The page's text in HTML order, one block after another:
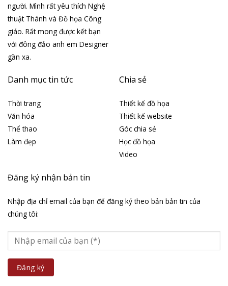
người. Mình rất yêu thích Nghệ
thuật Thánh và Đồ họa Công
giáo. Rất mong được kết bạn
với đông đảo anh em Designer
gần xa.
Danh mục tin tức
Thời trang
Văn hóa
Thể thao
Làm đẹp
Chia sẻ
Thiết kế đồ họa
Thiết kế website
Góc chia sẻ
Học đồ họa
Video
Đăng ký nhận bản tin
Nhập địa chỉ email của bạn để đăng ký theo bản bản tin của
chúng tôi: